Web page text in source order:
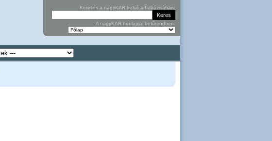
Keresés a nagyKAR belső adatbázisában:
A nagyKAR honlapjai betűrendben: